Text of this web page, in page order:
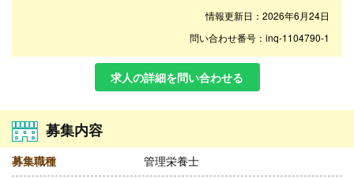
情報更新日：2026年6月24日
問い合わせ番号：inq-1104790-1
求人の詳細を問い合わせる
募集内容
募集職種 管理栄養士